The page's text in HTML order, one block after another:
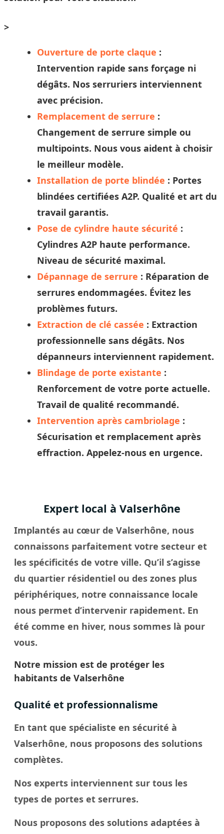
>
Ouverture de porte claque :
Intervention rapide sans forçage ni
dégâts. Nos serruriers interviennent
avec précision.
Remplacement de serrure :
Changement de serrure simple ou
multipoints. Nous vous aident à choisir
le meilleur modèle.
Installation de porte blindée : Portes
blindées certifiées A2P. Qualité et art du
travail garantis.
Pose de cylindre haute sécurité :
Cylindres A2P haute performance.
Niveau de sécurité maximal.
Dépannage de serrure : Réparation de
serrures endommagées. Évitez les
problèmes futurs.
Extraction de clé cassée : Extraction
professionnelle sans dégâts. Nos
dépanneurs interviennent rapidement.
Blindage de porte existante :
Renforcement de votre porte actuelle.
Travail de qualité recommandé.
Intervention après cambriolage :
Sécurisation et remplacement après
effraction. Appelez-nous en urgence.
Expert local à Valserhône
Implantés au cœur de Valserhône, nous
connaissons parfaitement votre secteur et
les spécificités de votre ville. Qu’il s’agisse
du quartier résidentiel ou des zones plus
périphériques, notre connaissance locale
nous permet d’intervenir rapidement. En
été comme en hiver, nous sommes là pour
vous.
Notre mission est de protéger les
habitants de Valserhône
Qualité et professionnalisme
En tant que spécialiste en sécurité à
Valserhône, nous proposons des solutions
complètes.
Nos experts interviennent sur tous les
types de portes et serrures.
Nous proposons des solutions adaptées à